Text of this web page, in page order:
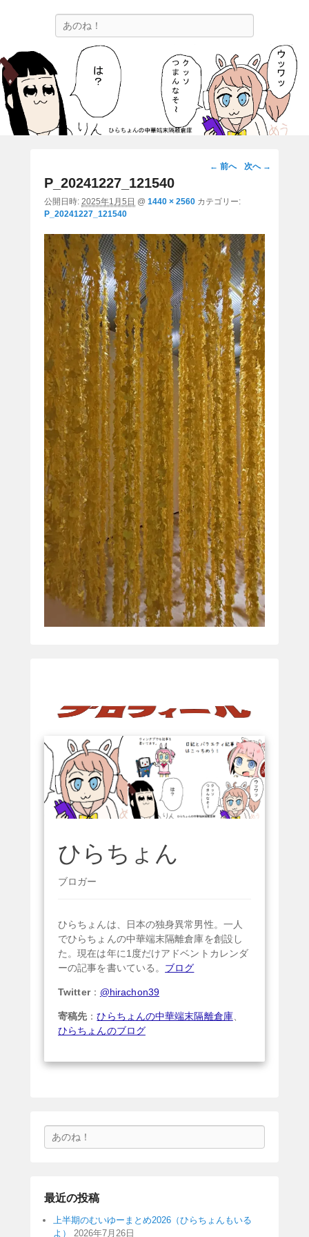
ひらちょんの中華端末隔離倉庫
ほたがページ上部にある検索バーを消してくれたサイトです。
画
ー
シ
ョ
ン
← 前へ 次へ →
P_20241227_121540
公開日時: 2025年1月5日 @ 1440 × 2560 カテゴリー:
P_20241227_121540
ひらちょん
ブロガー
ひらちょんは、日本の独身異常男性。一人
でひらちょんの中華端末隔離倉庫を創設し
た。現在は年に1度だけアドベントカレンダ
ーの記事を書いている。 ブログ
Twitter： @hirachon39
寄稿先 ：ひらちょんの中華端末隔離倉庫、
ひらちょんのブログ
索
最近の投稿
上半期のむいゆーまとめ2026（ひらちょんもいる
よ）
2026年7月26日